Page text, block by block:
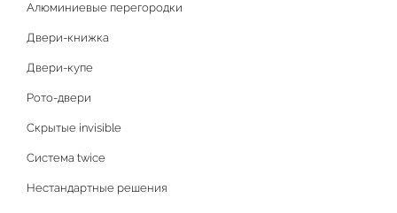
Алюминиевые перегородки
Двери-книжка
Двери-купе
Рото-двери
Скрытые invisible
Система twice
Нестандартные решения